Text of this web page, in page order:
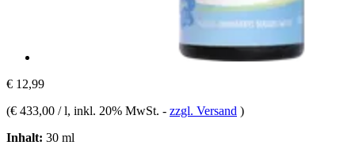
€ 12,99
(€ 433,00 / l, inkl. 20% MwSt. - zzgl. Versand )
Inhalt: 30 ml